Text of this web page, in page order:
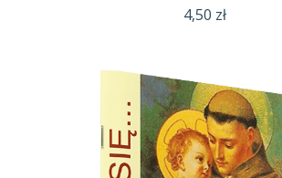
4,50 zł